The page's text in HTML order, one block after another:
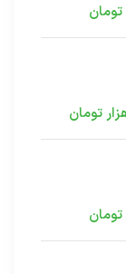
تومان
تومان
تومان